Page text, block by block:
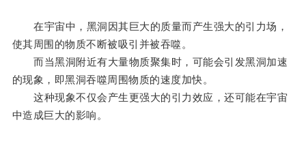
在宇宙中，黑洞因其巨大的质量而产生强大的引力场，
使其周围的物质不断被吸引并被吞噬。
而当黑洞附近有大量物质聚集时，可能会引发黑洞加速
的现象，即黑洞吞噬周围物质的速度加快。
这种现象不仅会产生更强大的引力效应，还可能在宇宙
中造成巨大的影响。